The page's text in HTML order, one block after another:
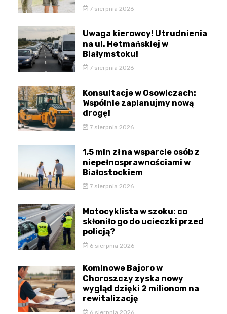
7 sierpnia 2026
Uwaga kierowcy! Utrudnienia
na ul. Hetmańskiej w
Białymstoku!
7 sierpnia 2026
Konsultacje w Osowiczach:
Wspólnie zaplanujmy nową
drogę!
7 sierpnia 2026
1,5 mln zł na wsparcie osób z
niepełnosprawnościami w
Białostockiem
7 sierpnia 2026
Motocyklista w szoku: co
skłoniło go do ucieczki przed
policją?
6 sierpnia 2026
Kominowe Bajoro w
Choroszczy zyska nowy
wygląd dzięki 2 milionom na
rewitalizację
6 sierpnia 2026